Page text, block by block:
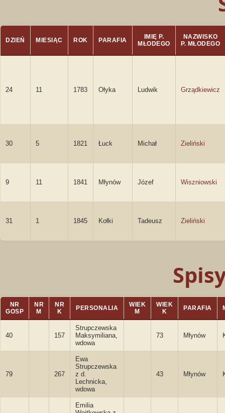
DZIEŃ MIESIĄC ROK PARAFIA
IMIĘ P.
MŁODEGO
NAZWISKO
P. MŁODEGO
24 11 1783 Ołyka Ludwik Grządkiewicz
30 5 1821 Łuck Michał Zieliński
9 11 1841 Młynów Józef Wiszniowski
31 1 1845 Kołki Tadeusz Zieliński
NR
GOSP
NR
M
NR
K
PERSONALIA
WIEK
M
WIEK
K
PARAFIA
40 157
Strupczewska
Maksymiliana,
wdowa
73 Młynów
79 267
Ewa
Strupczewska
z d.
Lechnicka,
wdowa
43 Młynów
Emilia